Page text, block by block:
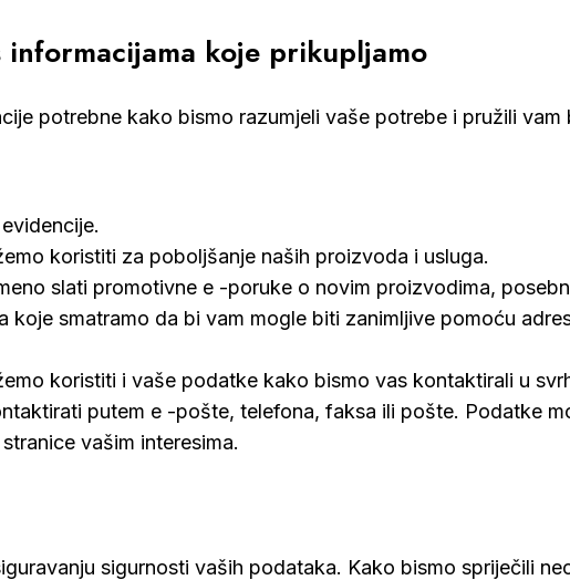
informacijama koje prikupljamo
potrebne kako bismo razumjeli vaše potrebe i pružili
koristiti za poboljšanje naših proizvoda i usluga.
slati promotivne e -poruke o novim proizvodima,
koje smatramo da bi vam mogle biti zanimljive pomoću
koristiti i vaše podatke kako bismo vas kontaktirali u
putem e -pošte, telefona, faksa ili pošte. Podatke
vašim interesima.
sigurnosti vaših podataka. Kako bismo spriječili